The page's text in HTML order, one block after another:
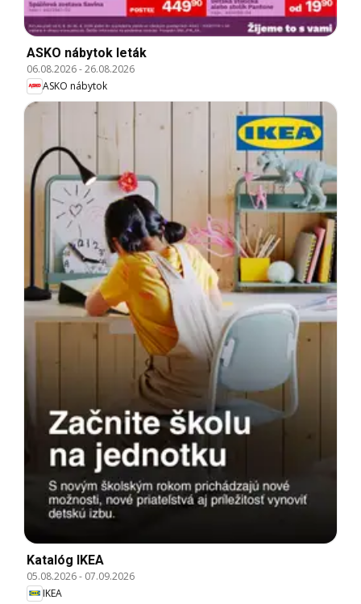
ASKO nábytok leták
06.08.2026-26.08.2026
ASKO nábytok
Katalóg IKEA
05.08.2026- 07.09.2026
IKEA